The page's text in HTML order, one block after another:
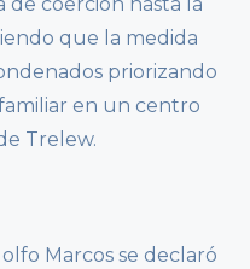
de coerción hasta la
que la medida
priorizando
en un centro
Trelew.
Marcos se declaró